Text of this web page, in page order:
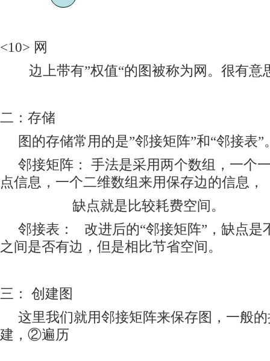
<10> 网
边上带有”权值“的图被称为网。很有意
二：存储
图的存储常用的是”邻接矩阵”和“邻接表”
邻接矩阵： 手法是采用两个数组，一个
点信息，一个二维数组来用保存边的信息，
缺点就是比较耗费空间。
邻接表： 改进后的“邻接矩阵”，缺点是
之间是否有边，但是相比节省空间。
三： 创建图
这里我们就用邻接矩阵来保存图，一般
建，②遍历